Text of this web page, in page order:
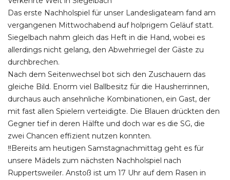
Das erste Nachholspiel für unser Landesligateam fand am
vergangenen Mittwochabend auf holprigem Geläuf statt.
Siegelbach nahm gleich das Heft in die Hand, wobei es
allerdings nicht gelang, den Abwehrriegel der Gäste zu
durchbrechen.
Nach dem Seitenwechsel bot sich den Zuschauern das
gleiche Bild. Enorm viel Ballbesitz für die Hausherrinnen,
durchaus auch ansehnliche Kombinationen, ein Gast, der
mit fast allen Spielern verteidigte. Die Blauen drückten den
Gegner tief in deren Hälfte und doch war es die SG, die
zwei Chancen effizient nutzen konnten.
‼️Bereits am heutigen Samstagnachmittag geht es für
unsere Mädels zum nächsten Nachholspiel nach
Ruppertsweiler. Anstoß ist um 17 Uhr auf dem Rasen in